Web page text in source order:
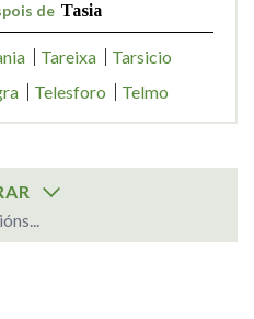
de Tasia
Tareixa
Tarsicio
Telesforo Telmo